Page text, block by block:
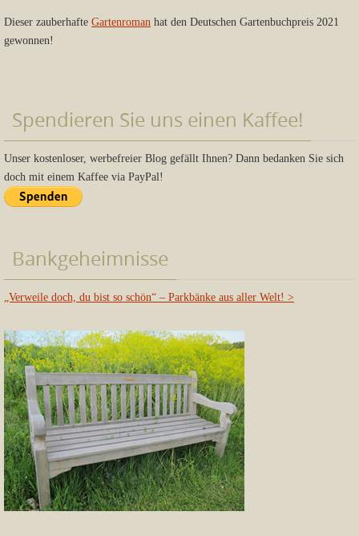
Dieser zauberhafte Gartenroman hat den Deutschen Gartenbuchpreis 2021
gewonnen!
Spendieren Sie uns einen Kaffee!
Unser kostenloser, werbefreier Blog gefällt Ihnen? Dann bedanken Sie sich
doch mit einem Kaffee via PayPal!
Bankgeheimnisse
„Verweile doch, du bist so schön“ – Parkbänke aus aller Welt! >